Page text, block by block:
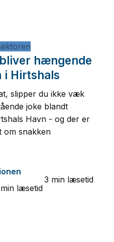
hængende
i Hirtshals
slipper du ikke væk
joke blandt
Havn - og der er
om snakken
læsetid
3 min læsetid